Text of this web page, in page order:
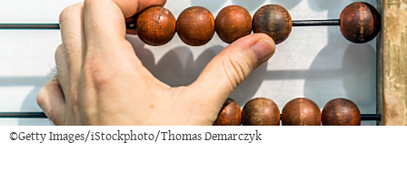
©Getty Images/iStockphoto/Thomas Demarczyk